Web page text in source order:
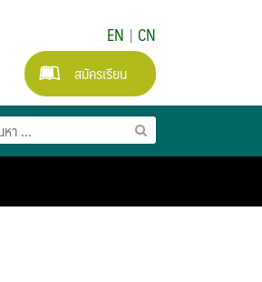
EN | CN
สมัครเรียน